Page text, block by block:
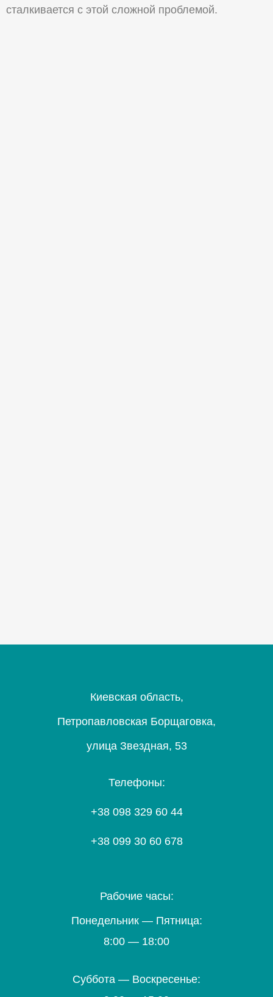
сталкивается с этой сложной проблемой.
Киевская область,
Петропавловская Борщаговка,
улица Звездная, 53
Телефоны:
+38 098 329 60 44
+38 099 30 60 678
Рабочие часы:
Понедельник — Пятница:
8:00 — 18:00
Суббота — Воскресенье: